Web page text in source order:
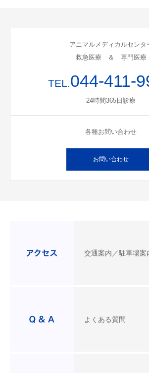
アニマルメディカルセンタ
救急医療 ＆ 専門医療
TEL.044-411-
24時間365日診療
各種お問い合わせ
お問い合わせ
交通案内／駐車場案
よくある質問